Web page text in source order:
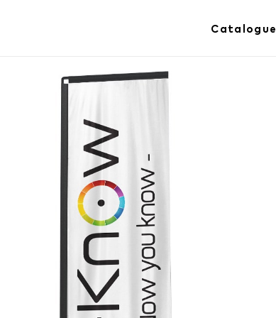
Catalogue